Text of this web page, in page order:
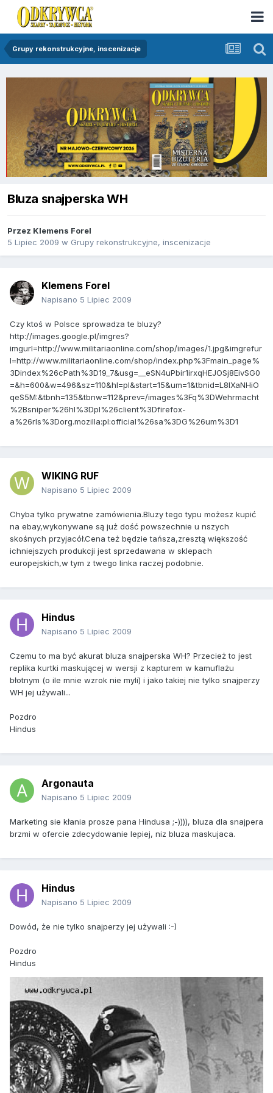
Grupy rekonstrukcyjne, inscenizacje
Bluza snajperska WH
Przez Klemens Forel
5 Lipiec 2009 w Grupy rekonstrukcyjne, inscenizacje
Klemens Forel
Napisano 5 Lipiec 2009
Czy ktoś w Polsce sprowadza te bluzy?
http://images.google.pl/imgres?
imgurl=http://www.militariaonline.com/shop/images/1.jpg&imgrefur
l=http://www.militariaonline.com/shop/index.php%3Fmain_page%
3Dindex%26cPath%3D19_7&usg=__eSN4uPbir1irxqHEJOSj8EivSG0
=&h=600&w=496&sz=110&hl=pl&start=15&um=1&tbnid=L8lXaNHiO
qeS5M:&tbnh=135&tbnw=112&prev=/images%3Fq%3DWehrmacht
%2Bsniper%26hl%3Dpl%26client%3Dfirefox-
a%26rls%3Dorg.mozilla:pl:official%26sa%3DG%26um%3D1
WIKING RUF
Napisano 5 Lipiec 2009
Chyba tylko prywatne zamówienia.Bluzy tego typu możesz kupić
na ebay,wykonywane są już dość powszechnie u nszych
skośnych przyjacół.Cena też będzie tańsza,zresztą większość
ichniejszych produkcji jest sprzedawana w sklepach
europejskich,w tym z twego linka raczej podobnie.
Hindus
Napisano 5 Lipiec 2009
Czemu to ma być akurat bluza snajperska WH? Przecież to jest
replika kurtki maskującej w wersji z kapturem w kamuflażu
błotnym (o ile mnie wzrok nie myli) i jako takiej nie tylko snajperzy
WH jej używali...
Pozdro
Hindus
Argonauta
Napisano 5 Lipiec 2009
Marketing sie kłania prosze pana Hindusa ;-)))), bluza dla snajpera
brzmi w ofercie zdecydowanie lepiej, niz bluza maskujaca.
Hindus
Napisano 5 Lipiec 2009
Dowód, że nie tylko snajperzy jej używali :-)
Pozdro
Hindus